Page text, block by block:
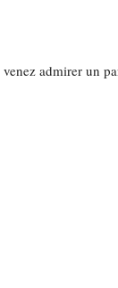
admirer un